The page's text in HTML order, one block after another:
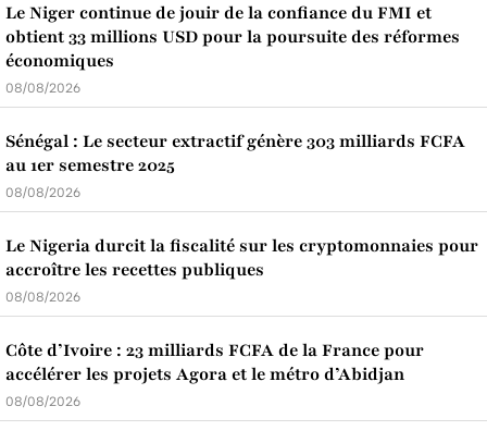
Le Niger continue de jouir de la confiance du FMI et
obtient 33 millions USD pour la poursuite des réformes
économiques
08/08/2026
Sénégal : Le secteur extractif génère 303 milliards FCFA
au 1er semestre 2025
08/08/2026
Le Nigeria durcit la fiscalité sur les cryptomonnaies pour
accroître les recettes publiques
08/08/2026
Côte d’Ivoire : 23 milliards FCFA de la France pour
accélérer les projets Agora et le métro d’Abidjan
08/08/2026